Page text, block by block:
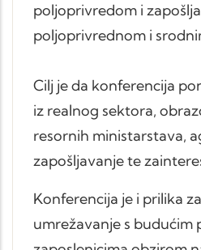
poljoprivredom i
poljoprivrednom i
Cilj je da konferencija
iz realnog sektora,
resornih ministarstava,
zapošljavanje te
Konferencija je i prilika
umrežavanje s budućim